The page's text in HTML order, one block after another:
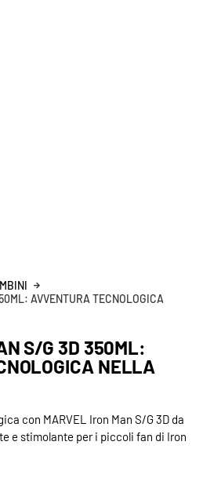
AVVENTURA TECNOLOGICA
S/G 3D 350ML:
NELLA
con MARVEL Iron Man S/G 3D da
e stimolante per i piccoli fan di Iron